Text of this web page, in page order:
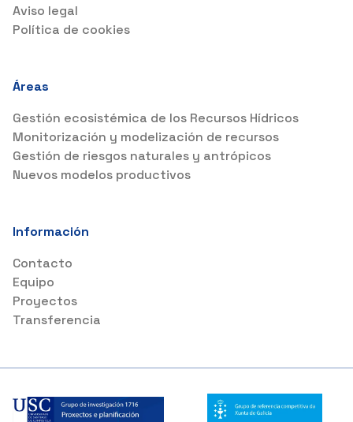
Aviso legal
Política de cookies
Áreas
Gestión ecosistémica de los Recursos Hídricos
Monitorización y modelización de recursos
Gestión de riesgos naturales y antrópicos
Nuevos modelos productivos
Información
Contacto
Equipo
Proyectos
Transferencia